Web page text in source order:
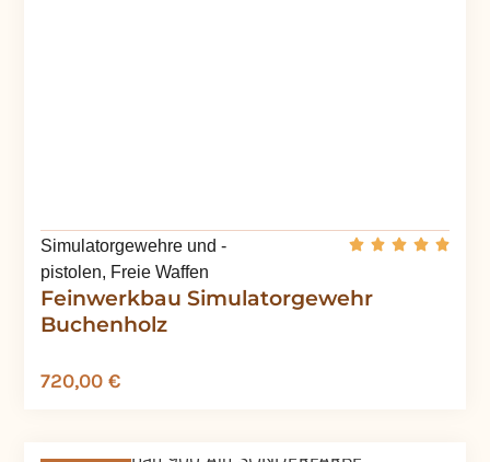
Feinwerkbau Simulatorgewehr
Buchenholz
Simulatorgewehre und -
pistolen, Freie Waffen
720,00 €